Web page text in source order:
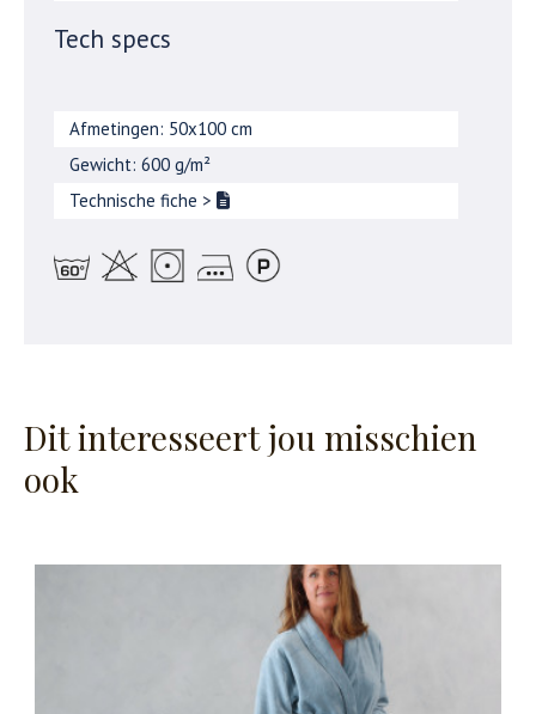
Tech specs
Afmetingen: 50x100 cm
Gewicht: 600 g/m²
Technische fiche >
Dit interesseert jou misschien
ook